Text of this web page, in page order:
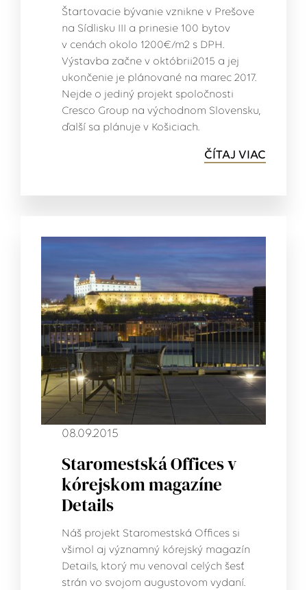
Štartovacie bývanie vznikne v Prešove
na Sídlisku III a prinesie 100 bytov
v cenách okolo 1200€/m2 s DPH.
Výstavba začne v októbrii2015 a jej
ukončenie je plánované na marec 2017.
Nejde o jediný projekt spoločnosti
Cresco Group na východnom Slovensku,
ďalší sa plánuje v Košiciach.
ČÍTAJ VIAC
08.09.2015
Staromestská Offices v
kórejskom magazíne
Details
Náš projekt Staromestská Offices si
všimol aj významný kórejský magazín
Details, ktorý mu venoval celých šesť
strán vo svojom augustovom vydaní.